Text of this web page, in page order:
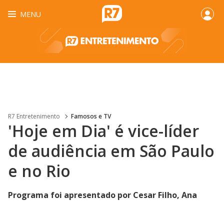
MENU
R7 Entretenimento Famosos e TV
'Hoje em Dia' é vice-líder
de audiência em São Paulo
e no Rio
Programa foi apresentado por Cesar Filho, Ana